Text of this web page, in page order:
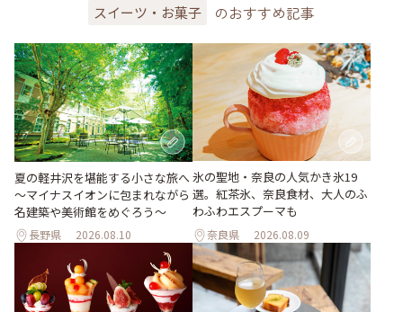
スイーツ・お菓子 のおすすめ記事
夏の軽井沢を堪能する小さな旅へ
～マイナスイオンに包まれながら
名建築や美術館をめぐろう～
長野県 2026.08.10
氷の聖地・奈良の人気かき氷19
選。紅茶氷、奈良食材、大人のふ
わふわエスプーマも
奈良県 2026.08.09